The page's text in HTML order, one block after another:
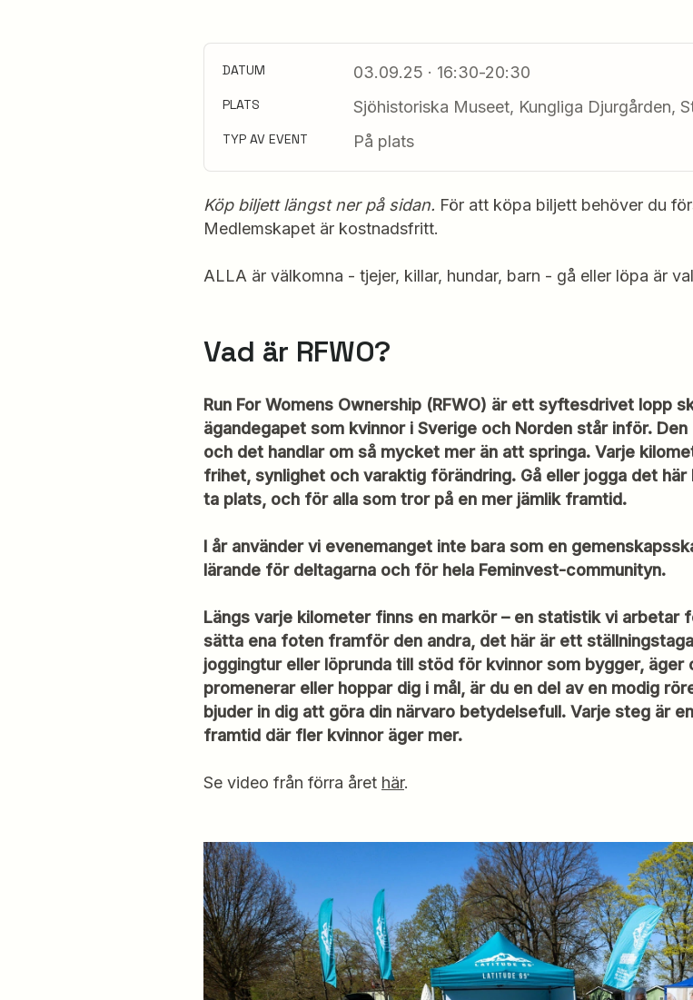
DATUM 03.09.25 · 16:30-20:30
PLATS Sjöhistoriska Museet, Kungliga Djurgården,
TYP AV EVENT På plats
Köp biljett längst ner på sidan. För att köpa biljett behöver du
Medlemskapet är kostnadsfritt.
ALLA är välkomna - tjejer, killar, hundar, barn - gå eller löpa är
Vad är RFWO?
Run For Womens Ownership (RFWO) är ett syftesdrivet lopp
ägandegapet som kvinnor i Sverige och Norden står inför.
och det handlar om så mycket mer än att springa. Varje
frihet, synlighet och varaktig förändring. Gå eller jogga det
ta plats, och för alla som tror på en mer jämlik framtid.
I år använder vi evenemanget inte bara som en
lärande för deltagarna och för hela Feminvest-communityn.
Längs varje kilometer finns en markör – en statistik vi arbetar
sätta ena foten framför den andra, det här är ett
joggingtur eller löprunda till stöd för kvinnor som bygger, äger
promenerar eller hoppar dig i mål, är du en del av en modig
bjuder in dig att göra din närvaro betydelsefull. Varje steg är
framtid där fler kvinnor äger mer.
Se video från förra året här.